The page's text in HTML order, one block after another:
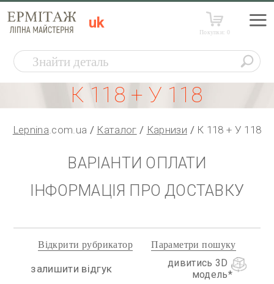
uk
Покупки:0
К 118 + У 118
Lepnina.com.ua Каталог Карнизи К 118 + У 118
ВАРІАНТИ ОПЛАТИ
ІНФОРМАЦІЯ ПРО ДОСТАВКУ
залишити відгук
дивитись 3D
модель
Відкрити рубрикатор Параметри пошуку